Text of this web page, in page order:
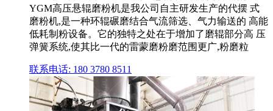
YGM高压悬辊磨粉机是我公司自主研发生产的代摆 式
磨粉机,是一种环辊碾磨结合气流筛选、气力输送的 高能
低耗制粉设备。它的独特之处在于增加了磨辊部分高 压
弹簧系统,使其比一代的雷蒙磨粉磨范围更广,粉磨粒
联系电话: 180 3780 8511